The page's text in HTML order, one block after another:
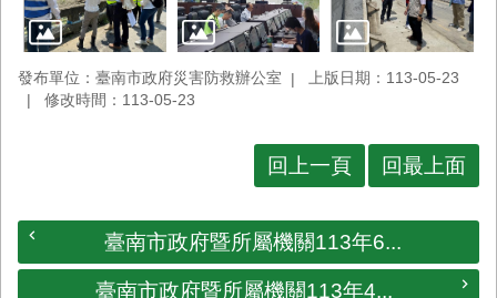
務
站
導
頁
市
發布單位：臺南市政府災害防救辦公室
上版日期：113-05-23
修改時間：113-05-23
回上一頁 回最上面
臺南市政府暨所屬機關113年6...
臺南市政府暨所屬機關113年4...